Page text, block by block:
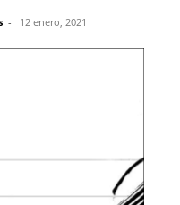
- 12 enero, 2021